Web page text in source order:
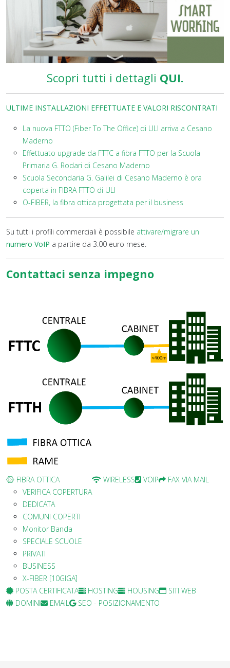
Scopri tutti i dettagli QUI.
ULTIME INSTALLAZIONI EFFETTUATE E VALORI RISCONTRATI
La nuova FTTO (Fiber To The Office) di ULI arriva a Cesano
Maderno
Effettuato upgrade da FTTC a fibra FTTO per la Scuola
Primaria G. Rodari di Cesano Maderno
Scuola Secondaria G. Galilei di Cesano Maderno è ora
coperta in FIBRA FTTO di ULI
O-FIBER, la fibra ottica progettata per il business
Su tutti i profili commerciali è possibile attivare/migrare un
numero VoIP a partire da 3.00 euro mese.
Contattaci senza impegno
FIBRA OTTICA
VERIFICA COPERTURA
DEDICATA
COMUNI COPERTI
Monitor Banda
SPECIALE SCUOLE
PRIVATI
BUSINESS
X-FIBER [10GIGA]
WIRELESS VOIP FAX VIA MAIL
POSTA CERTIFICATA HOSTING HOUSING
SITI WEB
DOMINI
EMAIL SEO - POSIZIONAMENTO